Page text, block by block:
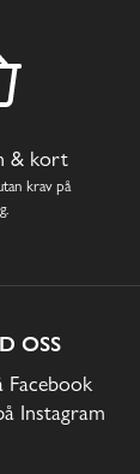
& kort
krav på
OSS
Facebook
Instagram